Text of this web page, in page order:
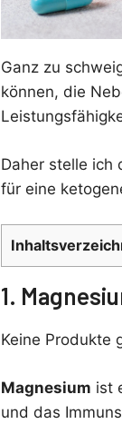
Ganz zu
können, die
Daher stelle ich
für eine
1.
Keine Produkte
Magnesium ist
und das